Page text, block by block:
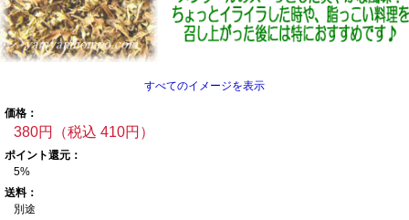
すべてのイメージを表示
価格：
380円（税込 410円）
ポイント還元：
5%
送料：
別途